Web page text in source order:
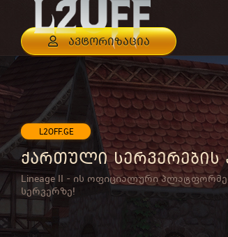
ავტორიზაცია
L2OFF.GE
ქართული სერვერების
Lineage II - ის ოფიციალური
სერვერზე!